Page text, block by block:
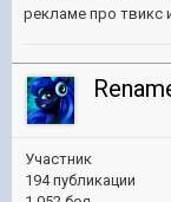
рекламе про твикс
Участник
194 публикации